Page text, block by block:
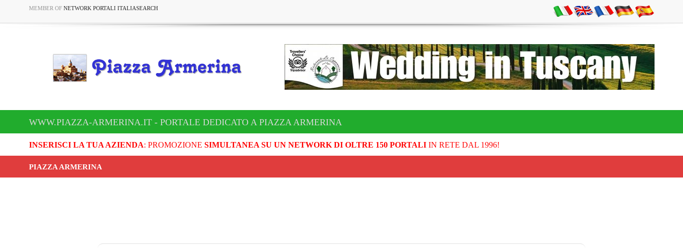
MEMBER OF NETWORK PORTALI ITALIASEARCH
WWW.PIAZZA-ARMERINA.IT - PORTALE DEDICATO A PIAZZA ARMERINA
INSERISCI LA TUA AZIENDA: PROMOZIONE SIMULTANEA SU UN NETWORK DI OLTRE 150 PORTALIIN RETE DAL 1996!
PIAZZA ARMERINA